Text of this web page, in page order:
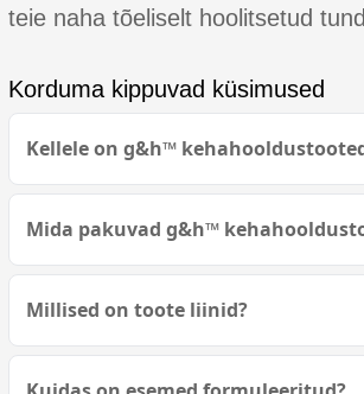
teie naha tõeliselt hoolitsetud
Korduma kippuvad küsimused
Kellele on g&h™
Mida pakuvad g&h™
Millised on toote liinid?